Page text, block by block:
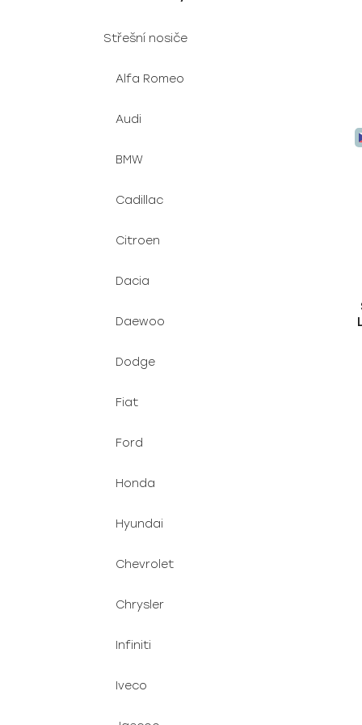
Střešní nosiče
Alfa Romeo
Audi
BMW
Cadillac
Citroen
Dacia
Daewoo
Dodge
Fiat
Ford
Honda
Hyundai
Chevrolet
Chrysler
Infiniti
Iveco